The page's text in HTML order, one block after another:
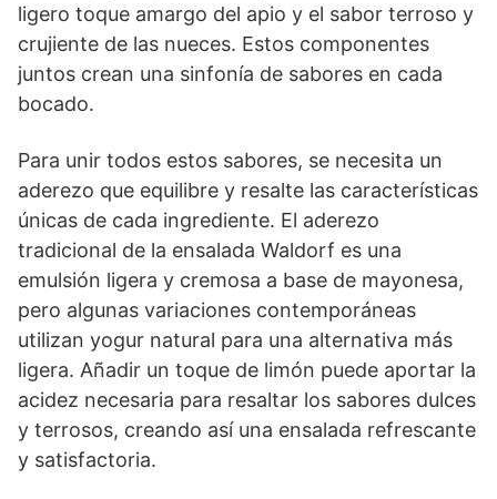
ligero toque amargo del apio y el sabor terroso y
crujiente de las nueces. Estos componentes
juntos crean una sinfonía de sabores en cada
bocado.
Para unir todos estos sabores, se necesita un
aderezo que equilibre y resalte las características
únicas de cada ingrediente. El aderezo
tradicional de la ensalada Waldorf es una
emulsión ligera y cremosa a base de mayonesa,
pero algunas variaciones contemporáneas
utilizan yogur natural para una alternativa más
ligera. Añadir un toque de limón puede aportar la
acidez necesaria para resaltar los sabores dulces
y terrosos, creando así una ensalada refrescante
y satisfactoria.